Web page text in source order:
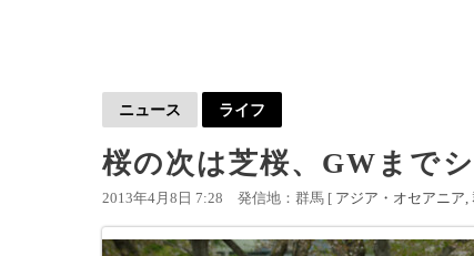
ニュース ライフ
桜の次は芝桜、GWまで
2013年4月8日 7:28 発信地：群馬 [ アジア・オセアニア